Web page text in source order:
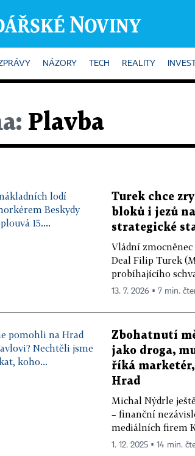
NÁZORY TECH REALITY
Plavba
Turek chce
bloků i jezů
strategické
Vládní
Deal Filip Turek
probíhajícího
13. 7. 2026 ▪ 7 min.
Zbohatnutí
jako droga,
říká
Hrad
Michal Nýdrle
– finanční
mediálních firem
1. 12. 2025 ▪ 14 min.